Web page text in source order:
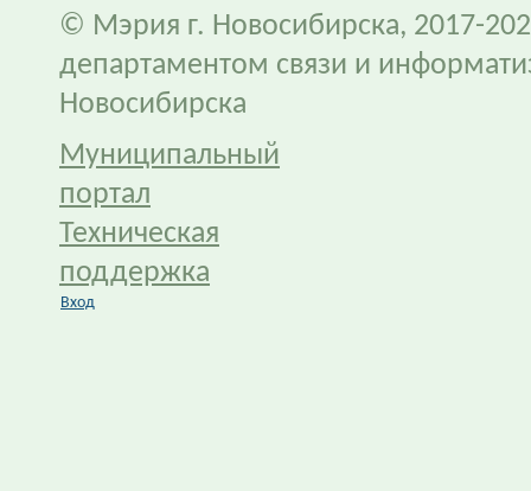
© Мэрия г. Новосибирска, 2017-
департаментом связи и
Новосибирска
Муниципальный
портал
Техническая
поддержка
Вход